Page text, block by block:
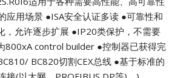
应用场景 ●ISA安全认证多读 ●可靠性和
，允许逐步扩展 ●IP20类保护，不需要
800xA control builder ●控制器已获得完
BC820切割CEX总线 ●基于标准的